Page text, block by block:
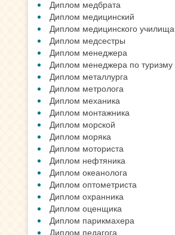
Диплом медбрата
Диплом медицинский
Диплом медицинского училища
Диплом медсестры
Диплом менеджера
Диплом менеджера по туризму
Диплом металлурга
Диплом метролога
Диплом механика
Диплом монтажника
Диплом морской
Диплом моряка
Диплом моториста
Диплом нефтяника
Диплом океанолога
Диплом оптометриста
Диплом охранника
Диплом оценщика
Диплом парикмахера
Диплом педагога